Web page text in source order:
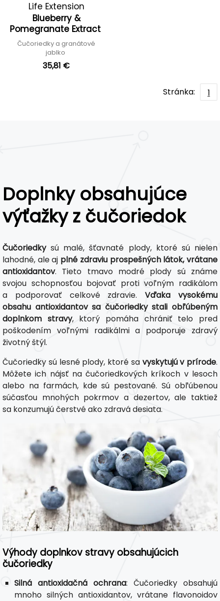
Life Extension
Blueberry &
Pomegranate Extract
Čučoriedky a granátové
jablko
35,81 €
Stránka: 1
Doplnky obsahujúce
výťažky z čučoriedok
Čučoriedkysú malé, šťavnaté plody, ktoré sú nielen
lahodné, ale aj plné zdraviu prospešných látok, vrátane
antioxidantov. Tieto tmavo modré plody sú známe
svojou schopnosťou bojovať proti voľným radikálom
a podporovať celkové zdravie.Vďaka vysokému
obsahu antioxidantov sa čučoriedky stali obľúbeným
doplnkom stravy, ktorý pomáha chrániť telo pred
poškodením voľnými radikálmi a podporuje zdravý
životný štýl.
Čučoriedky sú lesné plody, ktoré sa vyskytujú v prírode.
Môžete ich nájsť na čučoriedkových kríkoch v lesoch
alebo na farmách, kde sú pestované. Sú obľúbenou
súčasťou mnohých pokrmov a dezertov, ale taktiež
sa konzumujú čerstvé ako zdravá desiata.
Výhody doplnkov stravy obsahujúcich
čučoriedky
Silná antioxidačná ochrana: Čučoriedky obsahujú
mnoho silných antioxidantov, vrátane flavonoidov